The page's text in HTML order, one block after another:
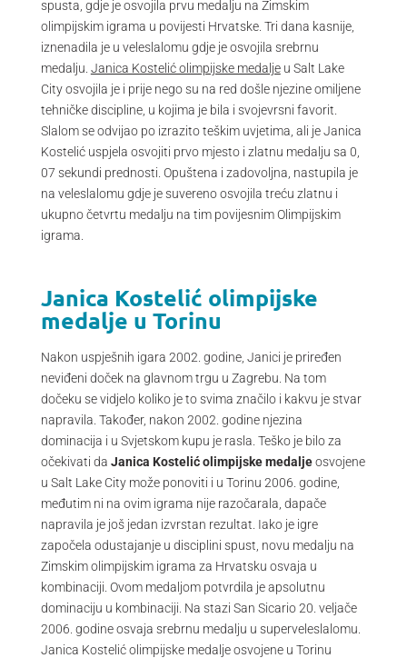
spusta, gdje je osvojila prvu medalju na Zimskim
olimpijskim igrama u povijesti Hrvatske. Tri dana kasnije,
iznenadila je u veleslalomu gdje je osvojila srebrnu
medalju. Janica Kostelić olimpijske medaljeu Salt Lake
City osvojila je i prije nego su na red došle njezine omiljene
tehničke discipline, u kojima je bila i svojevrsni favorit.
Slalom se odvijao po izrazito teškim uvjetima, ali je Janica
Kostelić uspjela osvojiti prvo mjesto i zlatnu medalju sa 0,
07 sekundi prednosti. Opuštena i zadovoljna, nastupila je
na veleslalomu gdje je suvereno osvojila treću zlatnu i
ukupno četvrtu medalju na tim povijesnim Olimpijskim
igrama.
Janica Kostelić olimpijske
medalje u Torinu
Nakon uspješnih igara 2002. godine, Janici je priređen
neviđeni doček na glavnom trgu u Zagrebu. Na tom
dočeku se vidjelo koliko je to svima značilo i kakvu je stvar
napravila. Također, nakon 2002. godine njezina
dominacija i u Svjetskom kupu je rasla. Teško je bilo za
očekivati da Janica Kostelić olimpijske medaljeosvojene
u Salt Lake City može ponoviti i u Torinu 2006. godine,
međutim ni na ovim igrama nije razočarala, dapače
napravila je još jedan izvrstan rezultat. Iako je igre
započela odustajanje u disciplini spust, novu medalju na
Zimskim olimpijskim igrama za Hrvatsku osvaja u
kombinaciji. Ovom medaljom potvrdila je apsolutnu
dominaciju u kombinaciji. Na stazi San Sicario 20. veljače
2006. godine osvaja srebrnu medalju u superveleslalomu.
Janica Kostelić olimpijske medalje osvojene u Torinu